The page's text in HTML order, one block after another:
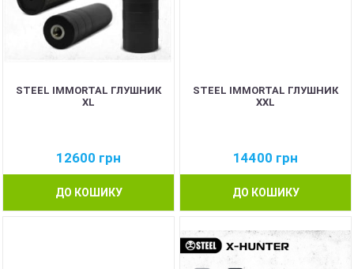
STEEL IMMORTAL ГЛУШНИК
XL
12600 грн
ДО КОШИКУ
STEEL IMMORTAL ГЛУШНИК
XXL
14400 грн
ДО КОШИКУ